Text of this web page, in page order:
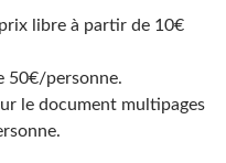
libre à partir de 10€
50€/personne.
le document multipages